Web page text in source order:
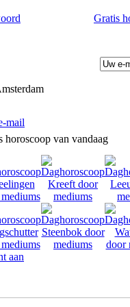
Gratis
mail
van vandaag
aan